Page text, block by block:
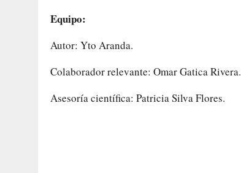
Equipo:
Autor: Yto Aranda.
Colaborador relevante: Omar Gatica Rivera.
Asesoría científica: Patricia Silva Flores.